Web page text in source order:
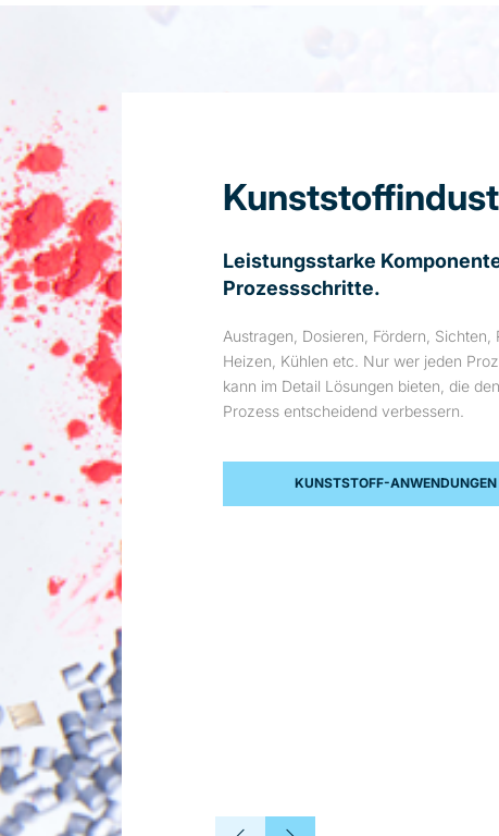
Leistungsstarke
Prozessschritte.
Austragen, Dosieren, Fördern, Sichten,
Heizen, Kühlen etc. Nur wer jeden
kann im Detail Lösungen bieten, die
Prozess entscheidend verbessern.
KUNSTSTOFF-ANWENDUNGEN